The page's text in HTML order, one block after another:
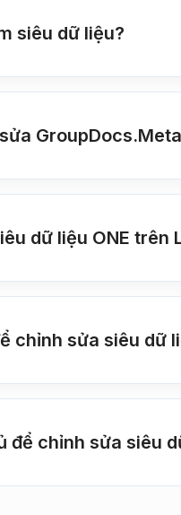
siêu dữ liệu?
dữ liệu ONE
chỉnh sửa siêu dữ
chỉnh sửa siêu